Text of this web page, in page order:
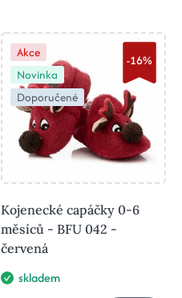
Akce
Novinka
Doporučené
-16%
Kojenecké capáčky 0-6
měsíců - BFU 042 -
červená
skladem